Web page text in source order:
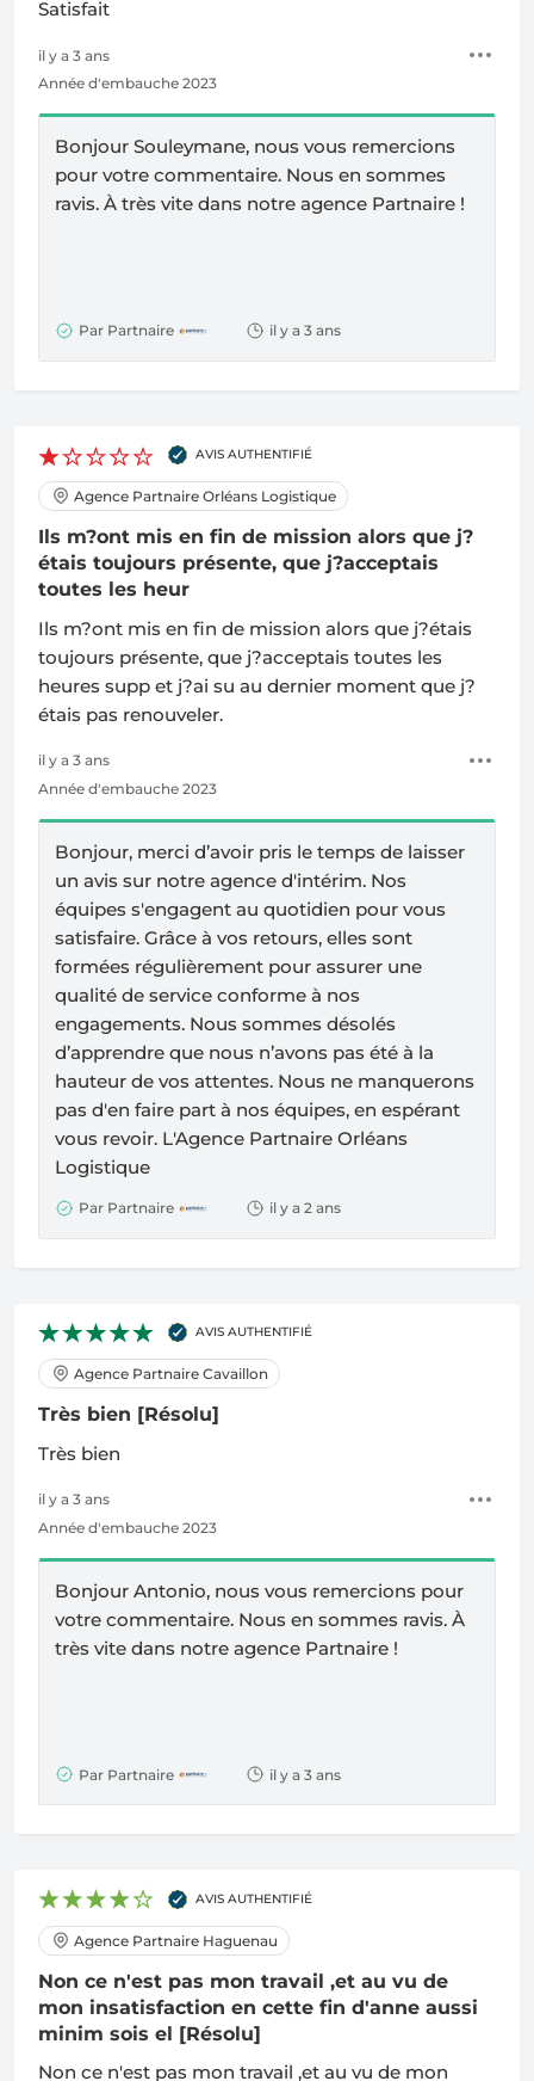
Satisfait
il y a 3 ans
Année d'embauche 2023
Bonjour Souleymane, nous vous remercions
pour votre commentaire. Nous en sommes
ravis. À très vite dans notre agence Partnaire !
Par Partnaire il y a 3 ans
AVIS AUTHENTIFIÉ
Agence Partnaire Orléans Logistique
Ils m?ont mis en fin de mission alors que j?
étais toujours présente, que j?acceptais
toutes les heur
Ils m?ont mis en fin de mission alors que j?étais
toujours présente, que j?acceptais toutes les
heures supp et j?ai su au dernier moment que j?
étais pas renouveler.
il y a 3 ans
Année d'embauche 2023
Bonjour, merci d’avoir pris le temps de laisser
un avis sur notre agence d'intérim. Nos
équipes s'engagent au quotidien pour vous
satisfaire. Grâce à vos retours, elles sont
formées régulièrement pour assurer une
qualité de service conforme à nos
engagements. Nous sommes désolés
d’apprendre que nous n’avons pas été à la
hauteur de vos attentes. Nous ne manquerons
pas d'en faire part à nos équipes, en espérant
vous revoir. L'Agence Partnaire Orléans
Logistique
Par Partnaire il y a 2 ans
AVIS AUTHENTIFIÉ
Agence Partnaire Cavaillon
Très bien [Résolu]
Très bien
il y a 3 ans
Année d'embauche 2023
Bonjour Antonio, nous vous remercions pour
votre commentaire. Nous en sommes ravis. À
très vite dans notre agence Partnaire !
Par Partnaire il y a 3 ans
AVIS AUTHENTIFIÉ
Agence Partnaire Haguenau
Non ce n'est pas mon travail ,et au vu de
mon insatisfaction en cette fin d'anne aussi
minim sois el [Résolu]
Non ce n'est pas mon travail ,et au vu de mon